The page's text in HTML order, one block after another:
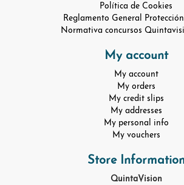
Política de Cookies
Reglamento General
Normativa concursos
My account
My account
My orders
My credit slips
My addresses
My personal info
My vouchers
Store
QuintaVision